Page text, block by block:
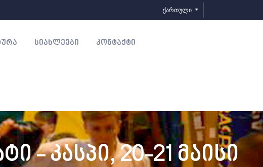
ქართული
ᲡᲘᲐᲮᲚᲔᲔᲑᲘ ᲙᲝᲜᲢᲐᲥᲢᲘ
- კასპი, 20-21 მაისი